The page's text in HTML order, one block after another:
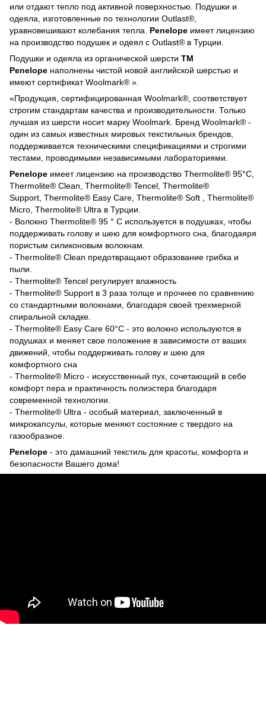
или отдают тепло под активной поверхностью. Подушки и
одеяла, изготовленные по технологии Outlast®,
уравновешивают колебания тепла. Penelope имеет лицензию
на производство подушек и одеял с Outlast® в Турции.
Подушки и одеяла из органической шерсти ТМ
Penelope наполнены чистой новой английской шерстью и
имеют сертификат Woolmark® ».
«Продукция, сертифицированная Woolmark®, соответствует
строгим стандартам качества и производительности. Только
лучшая из шерсти носит марку Woolmark. Бренд Woolmark® -
один из самых известных мировых текстильных брендов,
поддерживается техническими спецификациями и строгими
тестами, проводимыми независимыми лабораториями.
Penelope имеет лицензию на производство Thermolite® 95°C,
Thermolite® Clean, Thermolite® Tencel, Thermolite®
Support, Thermolite® Easy Care, Thermolite® Soft , Thermolite®
Micro, Thermolite® Ultra в Турции.
- Волокно Thermolite® 95 ° C используется в подушках, чтобы
поддерживать голову и шею для комфортного сна, благодаяря
пористым силиконовым волокнам.
- Thermolite® Clean предотвращают образование грибка и
пыли.
- Thermolite® Tencel регулирует влажность
- Thermolite® Support в 3 раза толще и прочнее по сравнению
со стандартными волокнами, благодаря своей трехмерной
спиральной складке.
- Thermolite® Easy Care 60°C - это волокно используются в
подушках и меняет свое положение в зависимости от ваших
движений, чтобы поддерживать голову и шею для
комфортного сна
- Thermolite® Micro - искусственный пух, сочетающий в себе
комфорт пера и практичность полиэстера благодаря
современной технологии.
- Thermolite® Ultra - особый материал, заключенный в
микрокапсулы, которые меняют состояние с твердого на
газообразное.
Penelope - это дамашний текстиль для красоты, комфорта и
безопасности Вашего дома!